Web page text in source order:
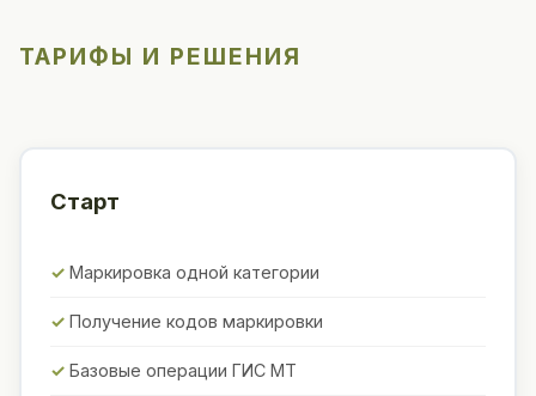
ТАРИФЫ И РЕШЕНИЯ
Старт
Маркировка одной категории
Получение кодов маркировки
Базовые операции ГИС МТ